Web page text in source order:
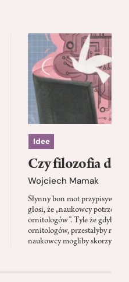
Idee
Czy filozofia da
Wojciech Mamak
Słynny bon mot
głosi, że „naukowcy
ornitologów”. Tyle że gdyby
ornitologów, przestałyby
naukowcy mogliby skorzystać